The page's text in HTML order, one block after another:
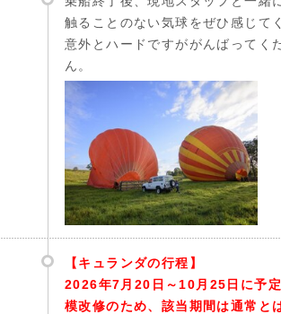
触ることのない気球をぜひ感じて
意外とハードですががんばって
ん。
【キュランダの行程】
2026年7月20日～10月25日に予
模改修のため、該当期間は通常と